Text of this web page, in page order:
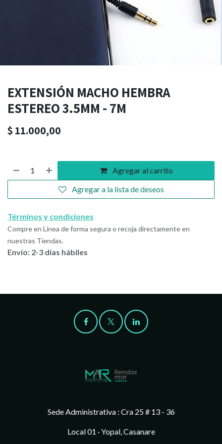
EXTENSIÓN MACHO HEMBRA
ESTEREO 3.5MM - 7M
$ 11.000,00
Agregar al carrito
Agregar a la lista de deseos
Términos y condiciones
Compre en Línea de forma segura o recoja directamente en
nuestras Tiendas.
Envío: 2-3 días hábiles
Sede Administrativa : Cra 25 # 13 - 36
Local 01 · Yopal, Casanare